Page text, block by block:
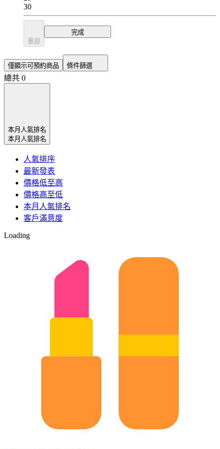
30
重設
完成
僅顯示可預約商品 條件篩選
總共 0
本月人氣排名
本月人氣排名
人氣排序
最新發表
價格低至高
價格高至低
本月人氣排名
客戶滿意度
Loading